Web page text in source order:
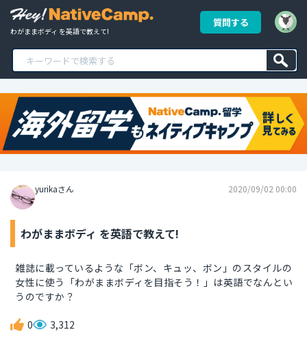
わがままボディ を英語で教えて!
質問する
yurikaさん 2020/09/02 00:00
わがままボディ を英語で教えて!
雑誌に載っているような「ボン、キュッ、ボン」のスタイルの
女性に使う「わがままボディを目指そう！」は英語でなんとい
うのですか？
0 3,312